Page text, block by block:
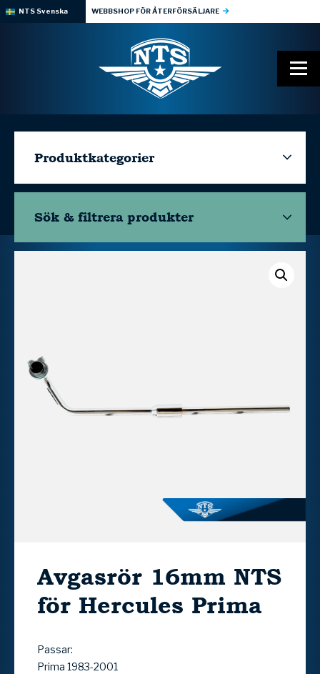
NTS Svenska WEBBSHOP FÖR ÅTERFÖRSÄLJARE
Produktkategorier
Sök & filtrera produkter
Avgasrör 16mm NTS
för Hercules Prima
Passar:
Prima 1983-2001